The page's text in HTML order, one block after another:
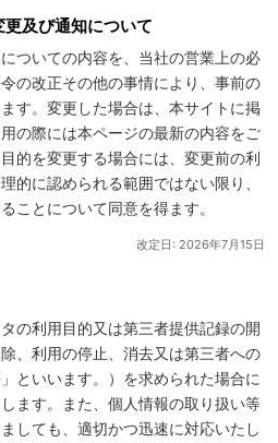
及び通知について
ついての内容を、当社の営業上の必
の改正その他の事情により、事前の
す。変更した場合は、本サイトに掲
の際には本ページの最新の内容をご
的を変更する場合には、変更前の利
的に認められる範囲ではない限り、
ことについて同意を得ます。
改定日: 2026年7月15日
の利用目的又は第三者提供記録の開
、利用の停止、消去又は第三者への
といいます。）を求められた場合に
ます。また、個人情報の取り扱い等
しても、適切かつ迅速に対応いたし